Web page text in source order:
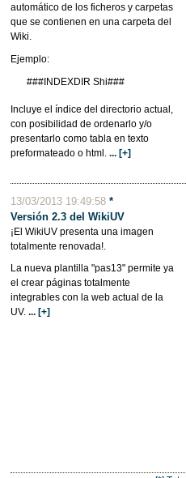
automático de los ficheros y carpetas
que se contienen en una carpeta del
Wiki.
Ejemplo:
###INDEXDIR Shi###
Incluye el índice del directorio actual,
con posibilidad de ordenarlo y/o
presentarlo como tabla en texto
preformateado o html. ... [+]
13/03/2013 19:49:58 *
Versión 2.3 del WikiUV
¡El WikiUV presenta una imagen
totalmente renovada!.
La nueva plantilla "pas13" permite ya
el crear páginas totalmente
integrables con la web actual de la
UV. ... [+]